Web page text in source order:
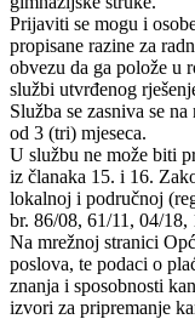
Prijaviti se mogu i
propisane razine za
obvezu da ga polože u
službi utvrđenog
Služba se zasniva se
od 3 (tri) mjeseca.
U službu ne može biti
iz članaka 15. i 16.
lokalnoj i područnoj
br. 86/08, 61/11, 04/18,
Na mrežnoj stranici
poslova, te podaci o
znanja i sposobnosti
izvori za pripremanje